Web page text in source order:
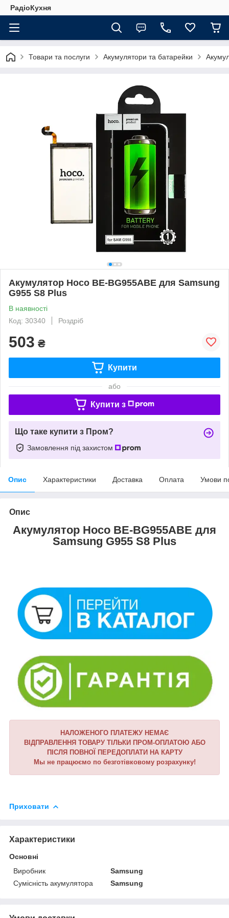
РадіоКухня
Товари та послуги Акумулятори та батарейки
Акумулятор Hoco BE-BG955ABE для Samsung
G955 S8 Plus
В наявності
Код: 30340
Роздріб
503 ₴
Купити
або
Купити з
Що таке купити з Пром?
Замовлення під захистом
Опис Характеристики Доставка Оплата Умови
Опис
Акумулятор Hoco BE-BG955ABE для
Samsung G955 S8 Plus
НАЛОЖЕНОГО ПЛАТЕЖУ НЕМАЄ
ВІДПРАВЛЕННЯ ТОВАРУ ТІЛЬКИ ПРОМ-ОПЛАТОЮ АБО
ПІСЛЯ ПОВНОЇ ПЕРЕДОПЛАТИ НА КАРТУ
Мы не працюємо по безготівковому розрахунку!
Приховати
Характеристики
Основні
Виробник
Samsung
Сумісність акумулятора
Samsung